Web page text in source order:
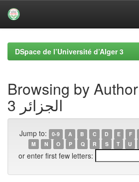
navigationDSpace de l’Université d’Alger 3
Browsing by Author جامعة
الجزائر 3
Jump to: 0-9 A B C D E F
M
N O P Q R S T U
or enter first few letters: